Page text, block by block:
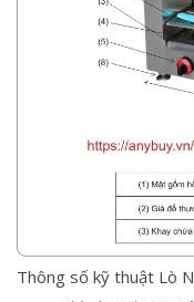
Thông số kỹ thuật Lò